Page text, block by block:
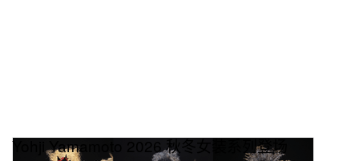
Yohji Yamamoto 2026 秋冬女装系列登场